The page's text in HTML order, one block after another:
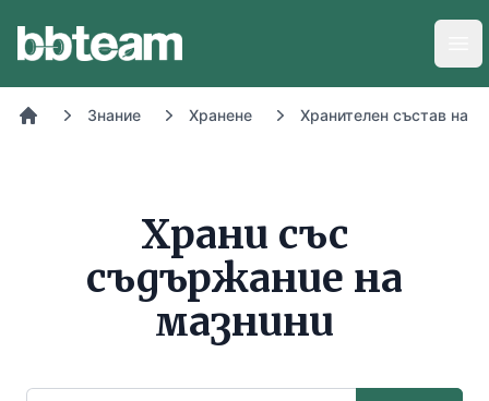
Знание Хранене Хранителен състав на
Храни със
съдържание на
мазнини